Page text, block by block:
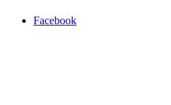
Facebook